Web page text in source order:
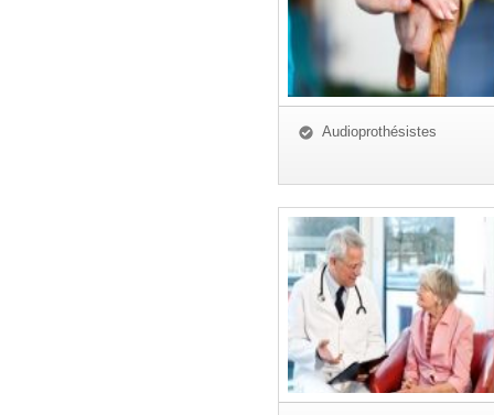
Audioprothésistes